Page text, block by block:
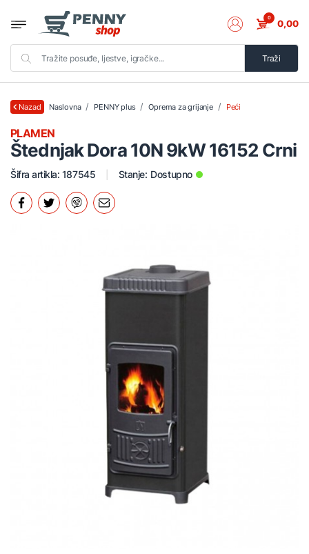
Traži
0 0,00
Nazad Naslovna PENNY plus Oprema za grijanje Peći
Štednjak Dora 10N 9kW 16152 Crni
PLAMEN
Šifra artikla: 187545 Stanje: Dostupno